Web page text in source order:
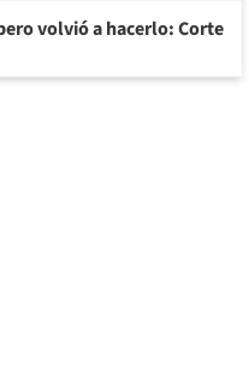
volvió a hacerlo: Corte